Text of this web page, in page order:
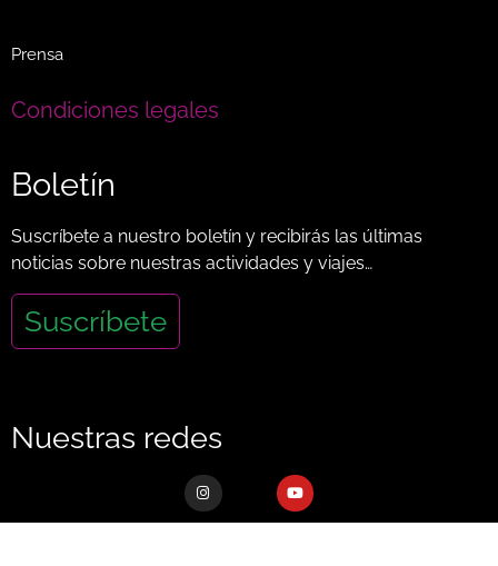
Prensa
Condiciones legales
Boletín
Suscríbete a nuestro boletín y recibirás las últimas
noticias sobre nuestras actividades y viajes…
Suscríbete
Nuestras redes